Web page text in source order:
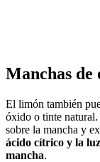
Manchas de
El limón también
óxido o tinte
sobre la mancha y
ácido cítrico y la
mancha.